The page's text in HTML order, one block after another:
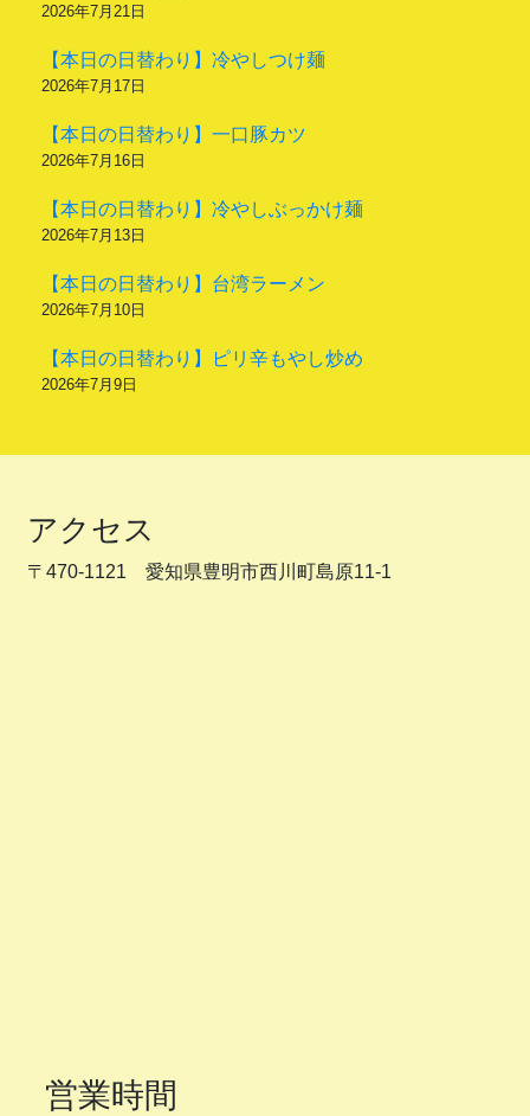
2026年7月21日
【本日の日替わり】冷やしつけ麺
2026年7月17日
【本日の日替わり】一口豚カツ
2026年7月16日
【本日の日替わり】冷やしぶっかけ麺
2026年7月13日
【本日の日替わり】台湾ラーメン
2026年7月10日
【本日の日替わり】ピリ辛もやし炒め
2026年7月9日
アクセス
〒470-1121 愛知県豊明市西川町島原11-1
営業時間